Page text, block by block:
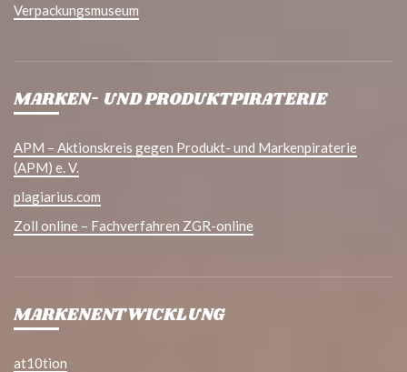
Verpackungsmuseum
MARKEN- UND PRODUKTPIRATERIE
APM – Aktionskreis gegen Produkt- und Markenpiraterie
(APM) e. V.
plagiarius.com
Zoll online – Fachverfahren ZGR-online
MARKENENTWICKLUNG
at10tion